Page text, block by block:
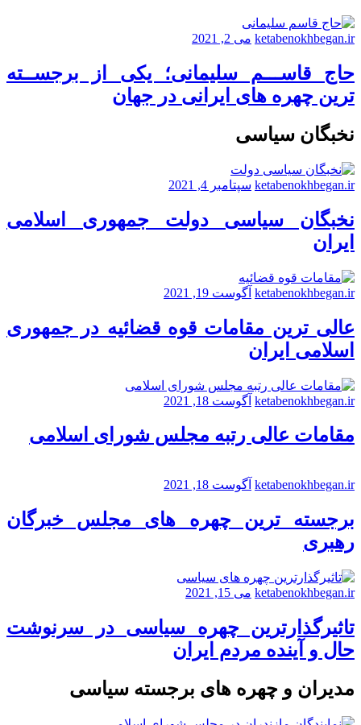
ketabenokhbegan.ir می 2, 2021
حاج قاســـم سلیمانی؛ یکی از برجســته
ترین چهره های ایرانی در جهان
نخبگان سیاسی
ketabenokhbegan.ir سپتامبر 4, 2021
نخبگان سیاسی دولت جمهوری اسلامی
ایران
ketabenokhbegan.ir آگوست 19, 2021
عالی ترین مقامات قوه قضائیه در جمهوری
اسلامی ایران
ketabenokhbegan.ir آگوست 18, 2021
مقامات عالی رتبه مجلس شورای اسلامی
ketabenokhbegan.ir آگوست 18, 2021
برجسته ترین چهره های مجلس خبرگان
رهبری
ketabenokhbegan.ir می 15, 2021
تاثیرگذارترین چهره سیاسی در سرنوشت
حال و آینده مردم ایران
مدیران و چهره های برجسته سیاسی